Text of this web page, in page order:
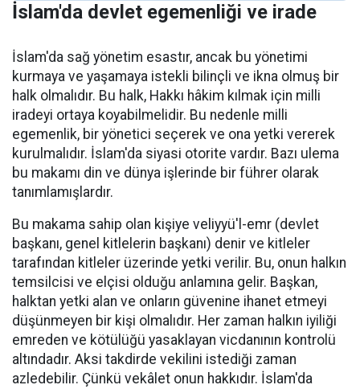
İslam'da devlet egemenliği ve irade
İslam'da sağ yönetim esastır, ancak bu yönetimi
kurmaya ve yaşamaya istekli bilinçli ve ikna olmuş bir
halk olmalıdır. Bu halk, Hakkı hâkim kılmak için milli
iradeyi ortaya koyabilmelidir. Bu nedenle milli
egemenlik, bir yönetici seçerek ve ona yetki vererek
kurulmalıdır. İslam'da siyasi otorite vardır. Bazı ulema
bu makamı din ve dünya işlerinde bir führer olarak
tanımlamışlardır.
Bu makama sahip olan kişiye veliyyü'l-emr (devlet
başkanı, genel kitlelerin başkanı) denir ve kitleler
tarafından kitleler üzerinde yetki verilir. Bu, onun halkın
temsilcisi ve elçisi olduğu anlamına gelir. Başkan,
halktan yetki alan ve onların güvenine ihanet etmeyi
düşünmeyen bir kişi olmalıdır. Her zaman halkın iyiliği
emreden ve kötülüğü yasaklayan vicdanının kontrolü
altındadır. Aksi takdirde vekilini istediği zaman
azledebilir. Çünkü vekâlet onun hakkıdır. İslam'da